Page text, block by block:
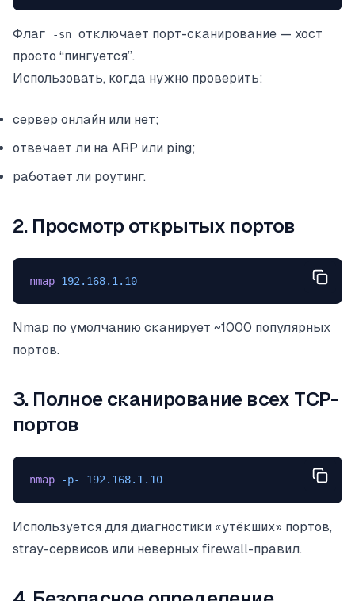
Флаг -sn отключает порт-сканирование — хост
просто “пингуется”.
Использовать, когда нужно проверить:
сервер онлайн или нет;
отвечает ли на ARP или ping;
работает ли роутинг.
2. Просмотр открытых портов
nmap 192.168.1.10
Nmap по умолчанию сканирует ~1000 популярных
портов.
3. Полное сканирование всех TCP-
портов
nmap -p- 192.168.1.10
Используется для диагностики «утёкших» портов,
stray-сервисов или неверных firewall-правил.